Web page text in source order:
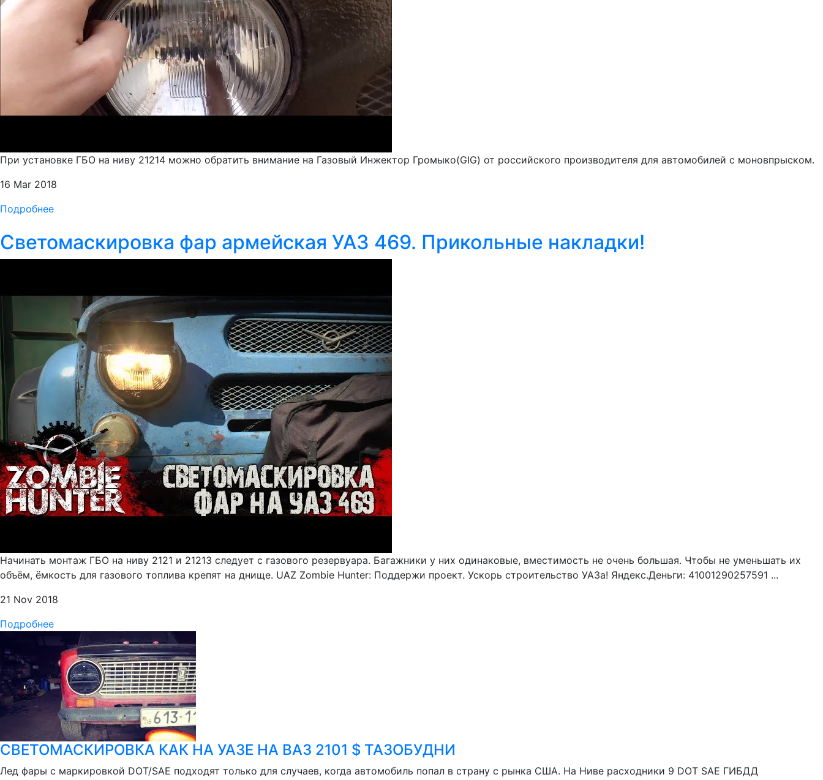
При установке ГБО на ниву 21214 можно обратить внимание на Газовый Инжектор Громыко(GIG) от российского производителя для автомобилей с моновпрыском.
16 Mar 2018
Подробнее
Светомаскировка фар армейская УАЗ 469. Прикольные накладки!
Начинать монтаж ГБО на ниву 2121 и 21213 следует с газового резервуара. Багажники у них одинаковые, вместимость не очень большая. Чтобы не уменьшать их
объём, ёмкость для газового топлива крепят на днище. UAZ Zombie Hunter: Поддержи проект. Ускорь строительство УАЗа! Яндекс.Деньги: 41001290257591 ...
21 Nov 2018
Подробнее
СВЕТОМАСКИРОВКА КАК НА УАЗЕ НА ВАЗ 2101 $ ТАЗОБУДНИ
Лед фары с маркировкой DOT/SAE подходят только для случаев, когда автомобиль попал в страну с рынка США. На Ниве расходники 9 DOT SAE ГИБДД